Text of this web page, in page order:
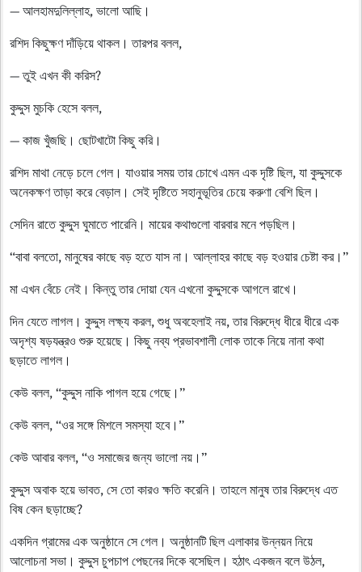
— আলহামদুলিল্লাহ, ভালো আছি।
রশিদ কিছুক্ষণ দাঁড়িয়ে থাকল। তারপর বলল,
— তুই এখন কী করিস?
কুদ্দুস মুচকি হেসে বলল,
— কাজ খুঁজছি। ছোটখাটো কিছু করি।
রশিদ মাথা নেড়ে চলে গেল। যাওয়ার সময় তার চোখে এমন এক দৃষ্টি ছিল, যা কুদ্দুসকে
অনেকক্ষণ তাড়া করে বেড়াল। সেই দৃষ্টিতে সহানুভূতির চেয়ে করুণা বেশি ছিল।
সেদিন রাতে কুদ্দুস ঘুমাতে পারেনি। মায়ের কথাগুলো বারবার মনে পড়ছিল।
“বাবা বলতো, মানুষের কাছে বড় হতে যাস না। আল্লাহর কাছে বড় হওয়ার চেষ্টা কর।”
মা এখন বেঁচে নেই। কিন্তু তার দোয়া যেন এখনো কুদ্দুসকে আগলে রাখে।
দিন যেতে লাগল। কুদ্দুস লক্ষ্য করল, শুধু অবহেলাই নয়, তার বিরুদ্ধে ধীরে ধীরে এক
অদৃশ্য ষড়যন্ত্রও শুরু হয়েছে। কিছু নব্য প্রভাবশালী লোক তাকে নিয়ে নানা কথা
ছড়াতে লাগল।
কেউ বলল, “কুদ্দুস নাকি পাগল হয়ে গেছে।”
কেউ বলল, “ওর সঙ্গে মিশলে সমস্যা হবে।”
কেউ আবার বলল, “ও সমাজের জন্য ভালো নয়।”
কুদ্দুস অবাক হয়ে ভাবত, সে তো কারও ক্ষতি করেনি। তাহলে মানুষ তার বিরুদ্ধে এত
বিষ কেন ছড়াচ্ছে?
একদিন গ্রামের এক অনুষ্ঠানে সে গেল। অনুষ্ঠানটি ছিল এলাকার উন্নয়ন নিয়ে
আলোচনা সভা। কুদ্দুস চুপচাপ পেছনের দিকে বসেছিল। হঠাৎ একজন বলে উঠল,